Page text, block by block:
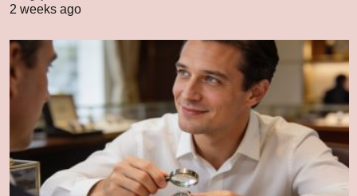
2 weeks ago